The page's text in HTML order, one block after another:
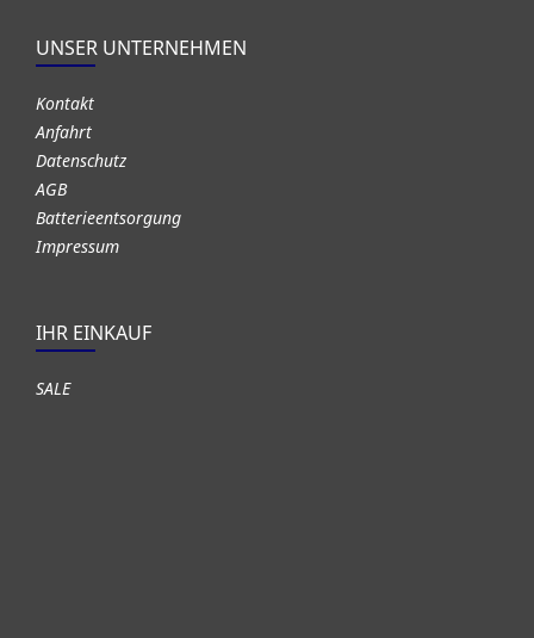
UNSER UNTERNEHMEN
Kontakt
Anfahrt
Datenschutz
AGB
Batterieentsorgung
Impressum
IHR EINKAUF
SALE